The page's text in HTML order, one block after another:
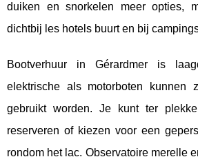
duiken en snorkelen meer opties,
dichtbij les hotels buurt en bij
Bootverhuur in Gérardmer is
elektrische als motorboten kunnen
gebruikt worden. Je kunt ter
reserveren of kiezen voor een
rondom het lac. Observatoire merelle